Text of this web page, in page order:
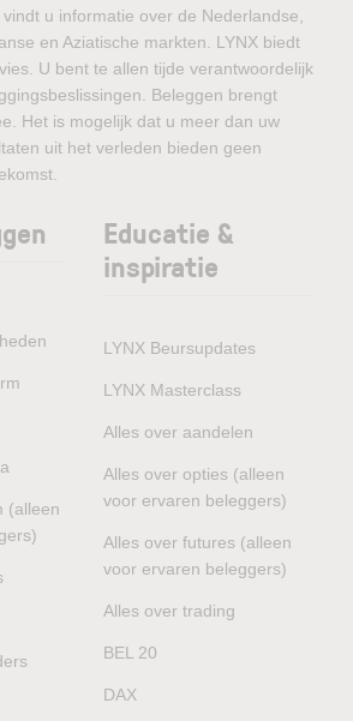
u informatie over de Nederlandse,
en Aziatische markten. LYNX biedt
U bent te allen tijde verantwoordelijk
Beleggen brengt
Het is mogelijk dat u meer dan uw
uit het verleden bieden geen
(alleen
Educatie &
inspiratie
LYNX Beursupdates
LYNX Masterclass
Alles over aandelen
Alles over opties (alleen
voor ervaren beleggers)
Alles over futures (alleen
voor ervaren beleggers)
Alles over trading
BEL 20
DAX